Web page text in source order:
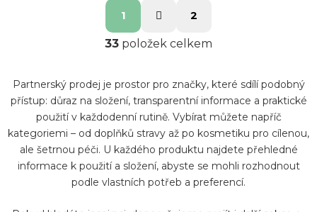
O
l
d
a
c
í
p
r
t
r
k
o
v
á
n
í
1 2
33 položek celkem
Partnerský prodej je prostor pro značky, které sdílí podobný
přístup: důraz na složení, transparentní informace a praktické
použití v každodenní rutině. Vybírat můžete napříč
kategoriemi – od doplňků stravy až po kosmetiku pro cílenou,
ale šetrnou péči. U každého produktu najdete přehledné
informace k použití a složení, abyste se mohli rozhodnout
podle vlastních potřeb a preferencí.